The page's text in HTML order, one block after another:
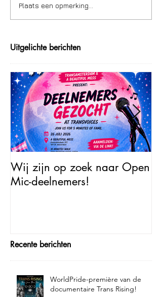
Plaats een opmerking...
Uitgelichte berichten
Wij zijn op zoek naar Open
Mic-deelnemers!
Recente berichten
WorldPride-première van de
documentaire Trans Rising!